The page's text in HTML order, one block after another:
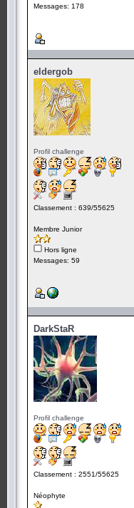
Messages: 178
eldergob
Profil challenge
Classement : 639/55625
Membre Junior
Hors ligne
Messages: 59
DarkStaR
Profil challenge
Classement : 2551/55625
Néophyte